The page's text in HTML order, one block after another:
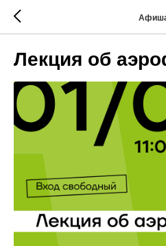
Лекция об